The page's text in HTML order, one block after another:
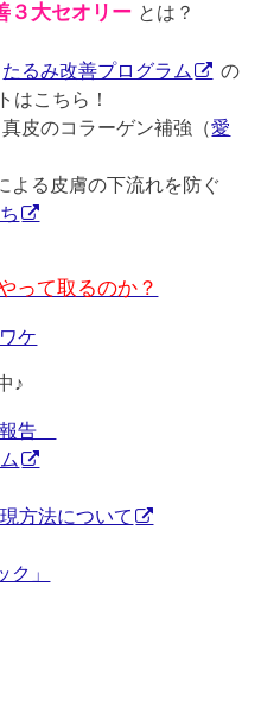
３大セオリー とは？
たるみ改善プログラム
の
はこちら！
皮のコラーゲン補強（愛
よる皮膚の下流れを防ぐ
って取るのか？
ケ
♪
報告
方法について
」